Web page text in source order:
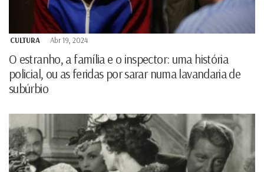
CULTURA Abr 19, 2024
O estranho, a família e o inspector: uma história
policial, ou as feridas por sarar numa lavandaria de
subúrbio